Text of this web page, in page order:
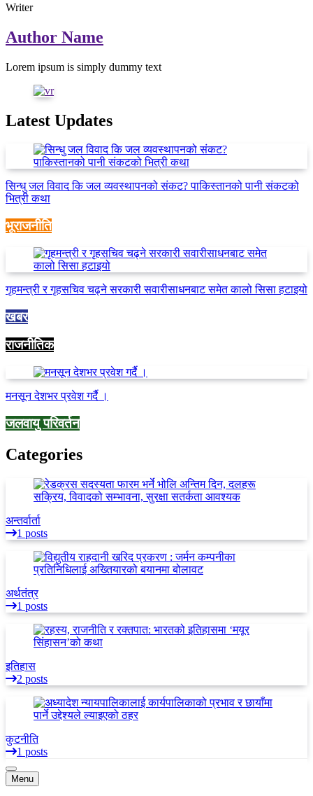
Writer
Author Name
Lorem ipsum is simply dummy text
Latest Updates
सिन्धु जल विवाद कि जल व्यवस्थापनको संकट? पाकिस्तानको पानी संकटको
भित्री कथा
भूराजनीति
गृहमन्त्री र गृहसचिव चढ्ने सरकारी सवारीसाधनबाट समेत कालो सिसा हटाइयो
खबर
राजनीतिक
मनसून देशभर प्रवेश गर्दै ।
जलवायु परिवर्तन
Categories
अन्तर्वार्ता
1 posts
अर्थतंत्र
1 posts
इतिहास
2 posts
कुटनीति
1 posts
Menu